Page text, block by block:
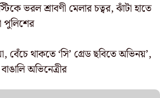
ভরল শ্রাবণী মেলার চত্বর, ঝাঁটা হাতে
পুলিশের
বেঁচে থাকতে ‘সি’ গ্রেড ছবিতে অভিনয়’,
অভিনেত্রীর